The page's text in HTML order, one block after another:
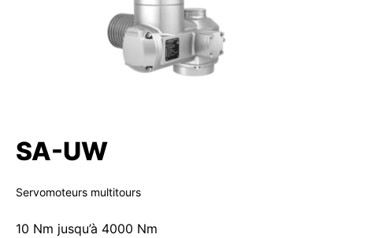
SA-UW
Servomoteurs multitours
10 Nm jusqu’à 4000 Nm